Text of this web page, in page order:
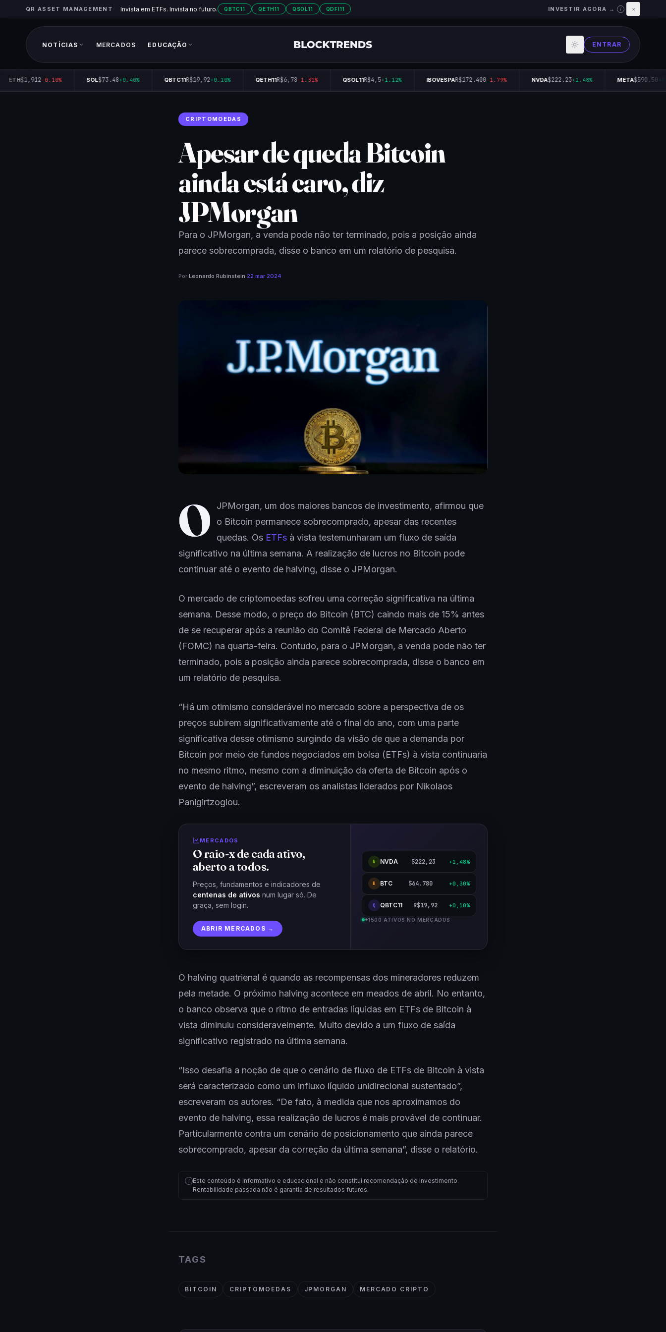
QR ASSET MANAGEMENT Invista em ETFs. Invista no futuro. QBTC11 QETH11 QSOL11 QDFI11 INVESTIR AGORA → i ×
NOTÍCIAS MERCADOS EDUCAÇÃO ENTRAR
ETH$1,912-0.10% SOL$73.48+0.40% QBTC11R$19,92+0.10% QETH11R$6,78-1.31% QSOL11R$4,5+1.12% IBOVESPAR$172.400-1.79% NVDA$222.23+1.48% META$590.50
CRIPTOMOEDAS
Apesar de queda Bitcoin
ainda está caro, diz
JPMorgan
Para o JPMorgan, a venda pode não ter terminado, pois a posição ainda
parece sobrecomprada, disse o banco em um relatório de pesquisa.
Por Leonardo Rubinstein·22 mar 2024
O
JPMorgan, um dos maiores bancos de investimento, afirmou que
o Bitcoin permanece sobrecomprado, apesar das recentes
quedas. Os ETFsà vista testemunharam um fluxo de saída
significativo na última semana. A realização de lucros no Bitcoin pode
continuar até o evento de halving, disse o JPMorgan.
O mercado de criptomoedas sofreu uma correção significativa na última
semana. Desse modo, o preço do Bitcoin (BTC) caindo mais de 15% antes
de se recuperar após a reunião do Comitê Federal de Mercado Aberto
(FOMC) na quarta-feira. Contudo, para o JPMorgan, a venda pode não ter
terminado, pois a posição ainda parece sobrecomprada, disse o banco em
um relatório de pesquisa.
“Há um otimismo considerável no mercado sobre a perspectiva de os
preços subirem significativamente até o final do ano, com uma parte
significativa desse otimismo surgindo da visão de que a demanda por
Bitcoin por meio de fundos negociados em bolsa (ETFs) à vista continuaria
no mesmo ritmo, mesmo com a diminuição da oferta de Bitcoin após o
evento de halving”, escreveram os analistas liderados por Nikolaos
Panigirtzoglou.
MERCADOS
O raio-x de cada ativo,
aberto a todos.
Preços, fundamentos e indicadores de
centenas de ativos num lugar só. De
graça, sem login.
ABRIR MERCADOS →
N NVDA $222,23 +1,48%
B BTC $64.780 +0,30%
Q QBTC11 R$19,92 +0,10%
+1500 ATIVOS NO MERCADOS
O halving quatrienal é quando as recompensas dos mineradores reduzem
pela metade. O próximo halving acontece em meados de abril. No entanto,
o banco observa que o ritmo de entradas líquidas em ETFs de Bitcoin à
vista diminuiu consideravelmente. Muito devido a um fluxo de saída
significativo registrado na última semana.
“Isso desafia a noção de que o cenário de fluxo de ETFs de Bitcoin à vista
será caracterizado como um influxo líquido unidirecional sustentado”,
escreveram os autores. “De fato, à medida que nos aproximamos do
evento de halving, essa realização de lucros é mais provável de continuar.
Particularmente contra um cenário de posicionamento que ainda parece
sobrecomprado, apesar da correção da última semana”, disse o relatório.
i Este conteúdo é informativo e educacional e não constitui recomendação de investimento.
Rentabilidade passada não é garantia de resultados futuros.
TAGS
BITCOIN CRIPTOMOEDAS JPMORGAN MERCADO CRIPTO